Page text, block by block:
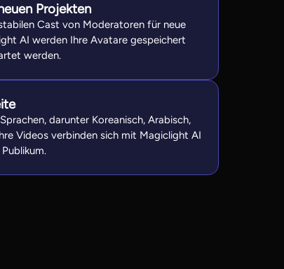
Projekten
Cast von Moderatoren für neue
AI werden Ihre Avatare gespeichert
werden.
darunter Koreanisch, Arabisch,
Videos verbinden sich mit Magiclight AI